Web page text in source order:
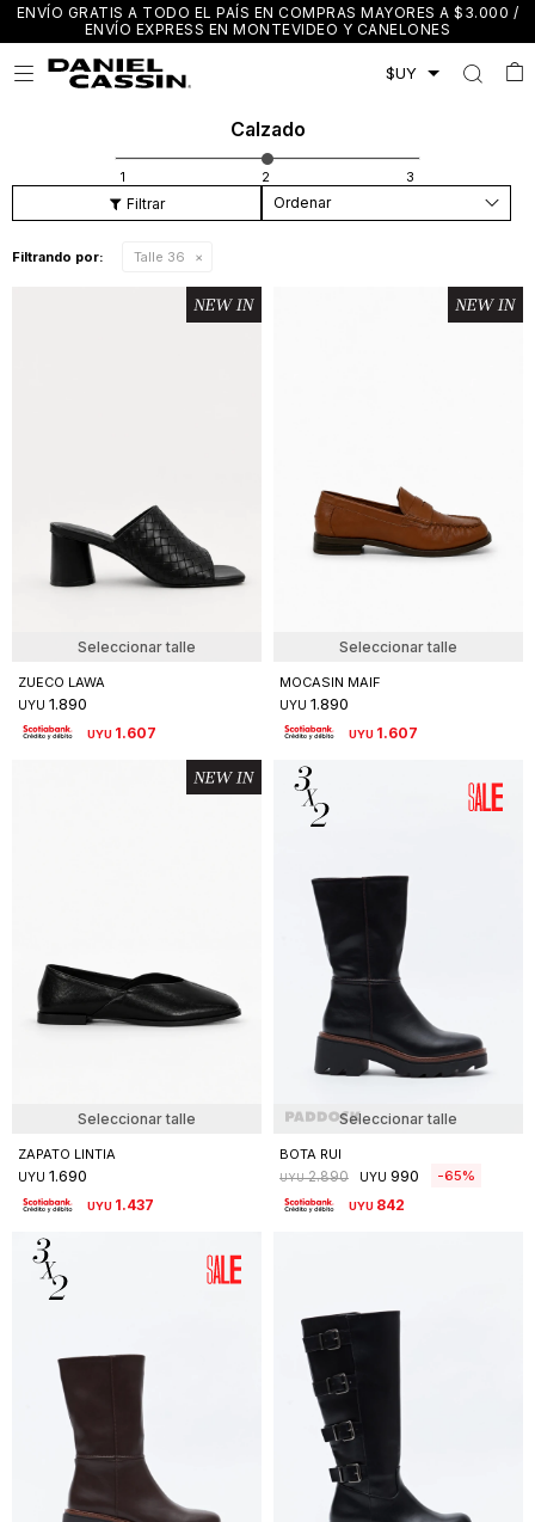
ENVÍO GRATIS A TODO EL PAÍS EN COMPRAS MAYORES A $3.000 /
ENVÍO EXPRESS EN MONTEVIDEO Y CANELONES

Calzado
Recomendados
Filtrando por: Talle 36
Seleccionar talle
ZUECO LAWA
UYU 1.890
UYU 1.607
Seleccionar talle
MOCASIN MAIF
UYU 1.890
UYU 1.607
Seleccionar talle
ZAPATO LINTIA
UYU 1.690
UYU 1.437
Seleccionar talle
BOTA RUI
UYU 2.890 UYU 990 65
UYU 842